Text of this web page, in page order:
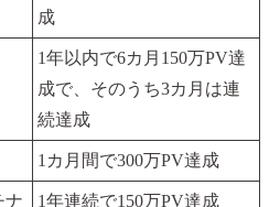
成
1年以内で6カ月150万PV達
成で、そのうち3カ月は連
続達成
1カ月間で300万PV達成
ナ
1年連続で150万PV達成